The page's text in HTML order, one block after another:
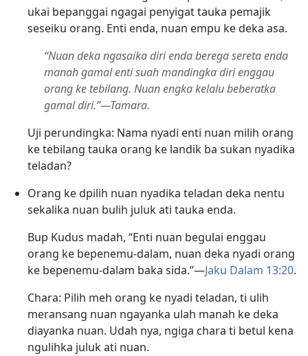
ukai bepanggai ngagai penyigat tauka pemajik
seseiku orang. Enti enda, nuan empu ke deka asa.
“Nuan deka ngasaika diri enda berega sereta enda
manah gamal enti suah mandingka diri enggau
orang ke tebilang. Nuan engka kelalu beberatka
gamal diri.”—Tamara.
Uji perundingka: Nama nyadi enti nuan milih orang
ke tebilang tauka orang ke landik ba sukan nyadika
teladan?
Orang ke dpilih nuan nyadika teladan deka nentu
sekalika nuan bulih juluk ati tauka enda.
Bup Kudus madah, “Enti nuan begulai enggau
orang ke bepenemu-dalam, nuan deka nyadi orang
ke bepenemu-dalam baka sida.”—Jaku Dalam 13:20.
Chara: Pilih meh orang ke nyadi teladan, ti ulih
meransang nuan ngayanka ulah manah ke deka
diayanka nuan. Udah nya, ngiga chara ti betul kena
ngulihka juluk ati nuan.